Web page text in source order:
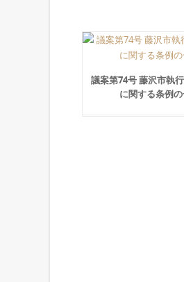
議案第74号 藤沢市執
に関する条例